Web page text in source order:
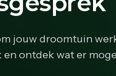
jouw droomtuin
en ontdek wat er